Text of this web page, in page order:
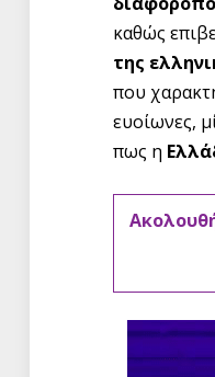
καθώς
της
που
ευοίωνες,
πως η